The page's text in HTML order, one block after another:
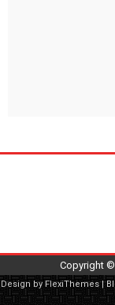
Copyright ©
Design by FlexiThemes|